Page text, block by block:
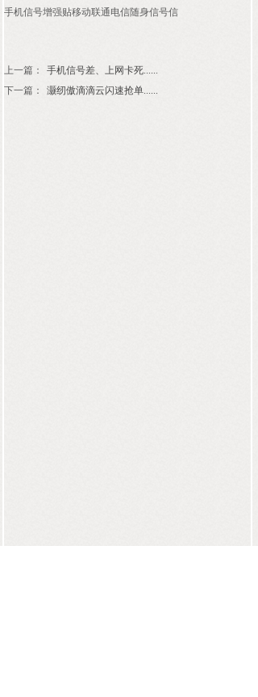
手机信号增强贴移动联通电信随身信号信
上一篇：
手机信号差、上网卡死......
下一篇：
灏纫傲滴滴云闪速抢单......